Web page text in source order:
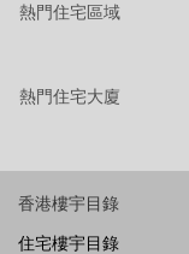
熱門住宅區域
熱門住宅大廈
香港樓宇目錄
住宅樓宇目錄